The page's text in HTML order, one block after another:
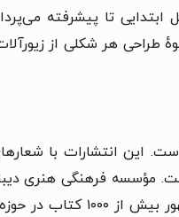
ابتدایی تا پیشرفته
هر شکلی از
این انتشارات با
دارد و با همکاری اساتید و